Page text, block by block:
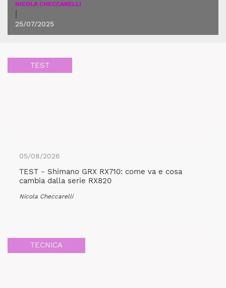
NICOLA CHECCARELLI
25/07/2025
TEST
05/08/2026
TEST - Shimano GRX RX710: come va e cosa
cambia dalla serie RX820
Nicola Checcarelli
TECNICA